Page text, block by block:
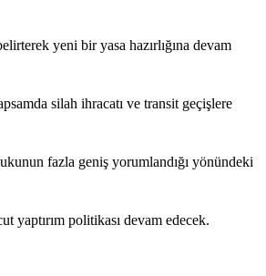
yeni bir yasa hazırlığına devam
silah ihracatı ve transit geçişlere
fazla geniş yorumlandığı yönündeki
yaptırım politikası devam edecek.